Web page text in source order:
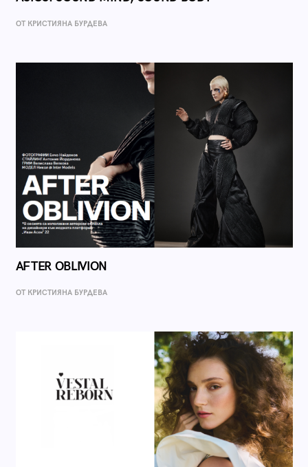
ОТ КРИСТИЯНА БУРДЕВА
AFTER OBLIVION
ОТ КРИСТИЯНА БУРДЕВА